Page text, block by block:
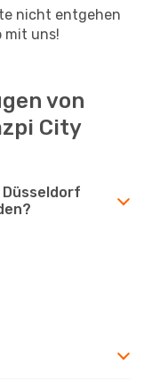
nicht entgehen
mit uns!
von
City
Düsseldorf